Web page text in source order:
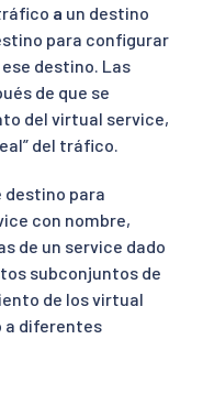
a un destino
para configurar
ese destino. Las
de que se
del virtual service,
del tráfico.
destino para
con nombre,
de un service dado
subconjuntos de
de los virtual
a diferentes